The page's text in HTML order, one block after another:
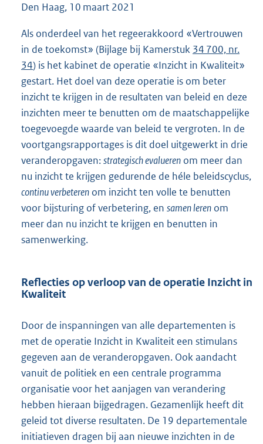
Den Haag, 10 maart 2021
Als onderdeel van het regeerakkoord «Vertrouwen
in de toekomst» (Bijlage bij Kamerstuk 34 700, nr.
34) is het kabinet de operatie «Inzicht in Kwaliteit»
gestart. Het doel van deze operatie is om beter
inzicht te krijgen in de resultaten van beleid en deze
inzichten meer te benutten om de maatschappelijke
toegevoegde waarde van beleid te vergroten. In de
voortgangsrapportages is dit doel uitgewerkt in drie
veranderopgaven:strategisch evalueren om meer dan
nu inzicht te krijgen gedurende de héle beleidscyclus,
continu verbeteren om inzicht ten volle te benutten
voor bijsturing of verbetering, en samen leren om
meer dan nu inzicht te krijgen en benutten in
samenwerking.
Reflecties op verloop van de operatie Inzicht in
Kwaliteit
Door de inspanningen van alle departementen is
met de operatie Inzicht in Kwaliteit een stimulans
gegeven aan de veranderopgaven. Ook aandacht
vanuit de politiek en een centrale programma
organisatie voor het aanjagen van verandering
hebben hieraan bijgedragen. Gezamenlijk heeft dit
geleid tot diverse resultaten. De 19 departementale
initiatieven dragen bij aan nieuwe inzichten in de